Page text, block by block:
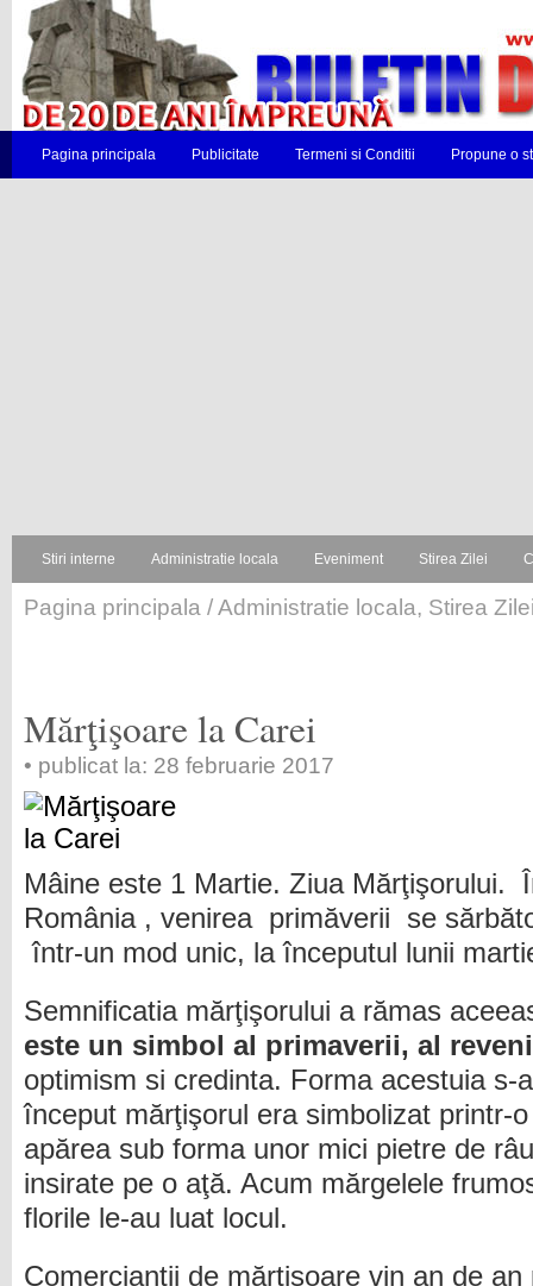
Pagina principala Publicitate Termeni si Conditii Propune o
Stiri interne Administratie locala Eveniment Stirea Zilei
Pagina principala /Administratie locala, Stirea
Mărţişoare la Carei
• publicat la: 28 februarie 2017
Mâine este 1 Martie. Ziua Mărţişorului.
România , venirea primăverii se
într-un mod unic, la începutul lunii
Semnificatia mărţişorului a rămas
este un simbol al primaverii, al
optimism si credinta. Forma acestuia s-
început mărţişorul era simbolizat printr-
apărea sub forma unor mici pietre de
insirate pe o aţă. Acum mărgelele
florile le-au luat locul.
Comercianţii de mărţişoare vin an de